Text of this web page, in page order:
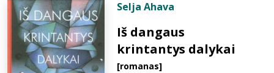
Selja Ahava
Iš dangaus
krintantys dalykai
[romanas]